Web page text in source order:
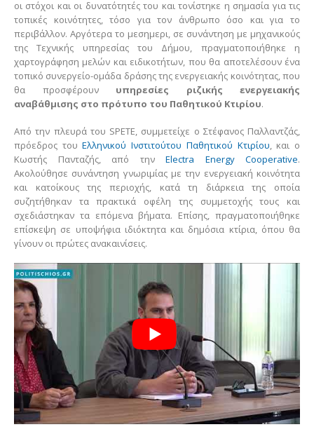
οι στόχοι και οι δυνατότητές του και τονίστηκε η σημασία για τις
τοπικές κοινότητες, τόσο για τον άνθρωπο όσο και για το
περιβάλλον. Αργότερα το μεσημερι, σε συνάντηση με μηχανικούς
της Τεχνικής υπηρεσίας του Δήμου, πραγματοποιήθηκε η
χαρτογράφηση μελών και ειδικοτήτων, που θα αποτελέσουν ένα
τοπικό συνεργείο-ομάδα δράσης της ενεργειακής κοινότητας, που
θα προσφέρουν υπηρεσίες ριζικής ενεργειακής
αναβάθμισης στο πρότυπο του Παθητικού Κτιρίου.
Από την πλευρά του SPETE, συμμετείχε ο Στέφανος Παλλαντζάς,
πρόεδρος τουΕλληνικού Ινστιτούτου Παθητικού Κτιρίου, και ο
Κωστής Πανταζής, από την Electra Energy Cooperative.
Ακολούθησε συνάντηση γνωριμίας με την ενεργειακή κοινότητα
και κατοίκους της περιοχής, κατά τη διάρκεια της οποία
συζητήθηκαν τα πρακτικά οφέλη της συμμετοχής τους και
σχεδιάστηκαν τα επόμενα βήματα. Επίσης, πραγματοποιήθηκε
επίσκεψη σε υποψήφια ιδιόκτητα και δημόσια κτίρια, όπου θα
γίνουν οι πρώτες ανακαινίσεις.